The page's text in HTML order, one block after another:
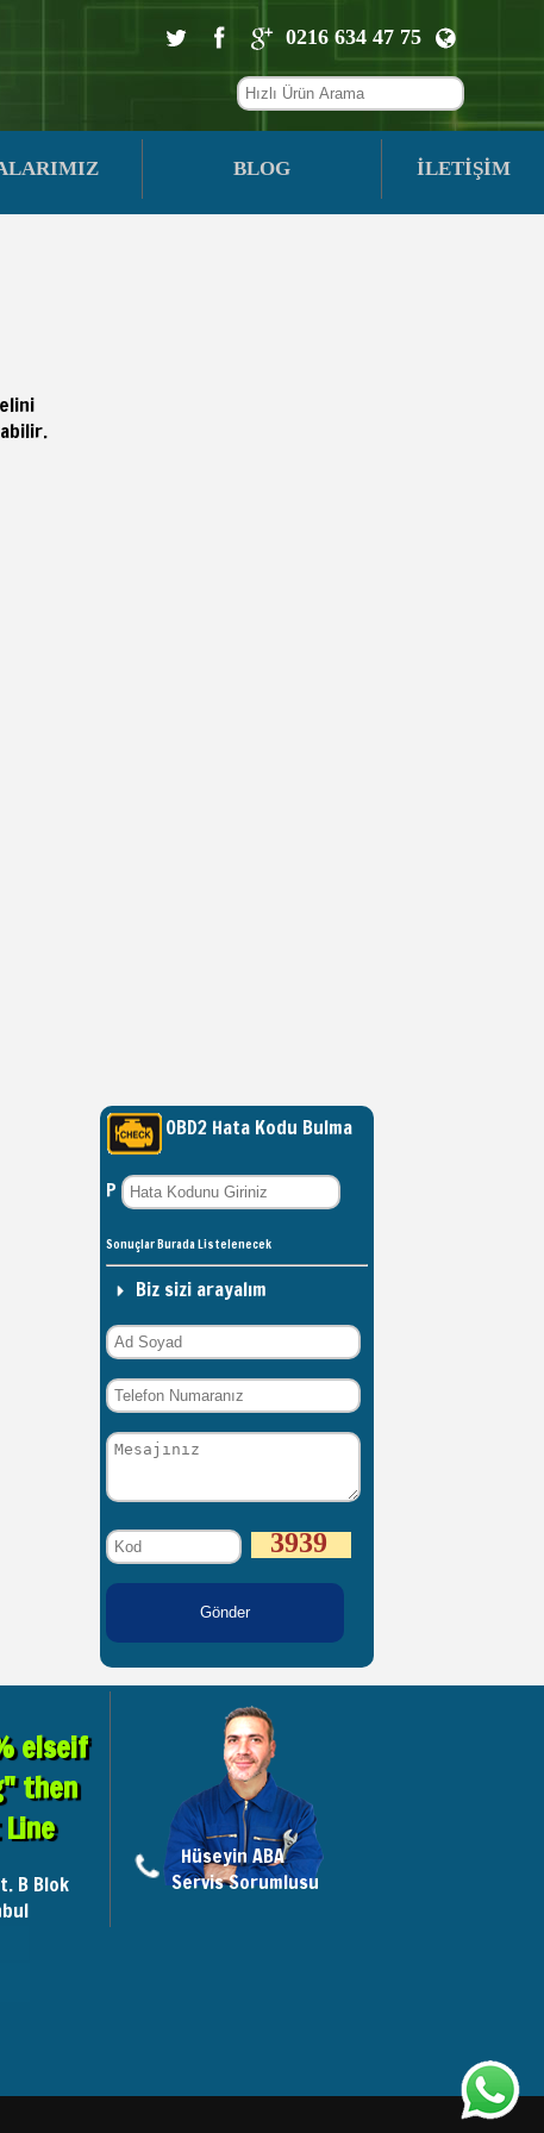
0216 634 47 75
BLOG İLETİŞİM
OBD2 Hata Kodu Bulma
P
Sonuçlar Burada Listelenecek
Biz sizi arayalım
3939
elseif
then
B Blok
Hüseyin ABA
Servis Sorumlusu